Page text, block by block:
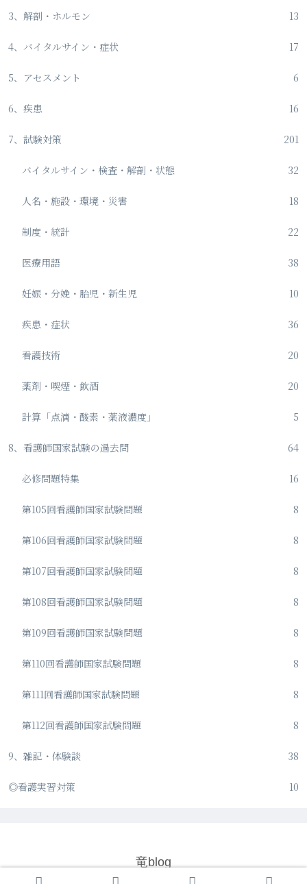
3、解剖・ホルモン 13
4、バイタルサイン・症状 17
5、アセスメント 6
6、疾患 16
7、試験対策 201
バイタルサイン・検査・解剖・状態 32
人名・施設・環境・災害 18
制度・統計 22
医療用語 38
妊娠・分娩・胎児・新生児 10
疾患・症状 36
看護技術 20
薬剤・喫煙・飲酒 20
計算「点滴・酸素・薬液濃度」 5
8、看護師国家試験の過去問 64
必修問題特集 16
第105回看護師国家試験問題 8
第106回看護師国家試験問題 8
第107回看護師国家試験問題 8
第108回看護師国家試験問題 8
第109回看護師国家試験問題 8
第110回看護師国家試験問題 8
第111回看護師国家試験問題 8
第112回看護師国家試験問題 8
9、雑記・体験談 38
◎看護実習対策 10
竜blog